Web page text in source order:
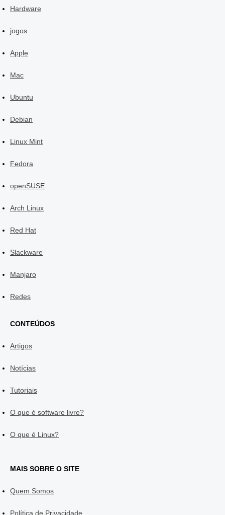
Hardware
jogos
Apple
Mac
Ubuntu
Debian
Linux Mint
Fedora
openSUSE
Arch Linux
Red Hat
Slackware
Manjaro
Redes
CONTEÚDOS
Artigos
Notícias
Tutoriais
O que é software livre?
O que é Linux?
MAIS SOBRE O SITE
Quem Somos
Política de Privacidade